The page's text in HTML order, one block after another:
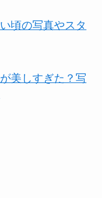
頃の写真やスタ
美しすぎた？写